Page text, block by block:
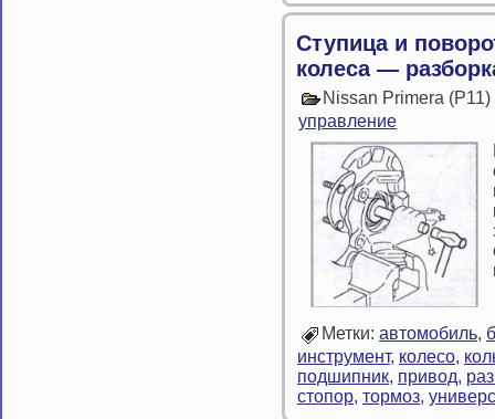
Ступица и
колеса —
Nissan Primera
управление
Метки: автомобиль,
инструмент, колесо,
подшипник, привод,
стопор, тормоз,